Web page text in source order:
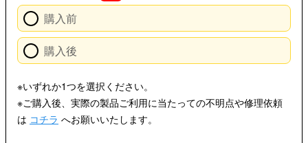
購入前
購入後
※いずれか1つを選択ください。
※ご購入後、実際の製品ご利用に当たっての不明点や修理依頼
は コチラ へお願いいたします。